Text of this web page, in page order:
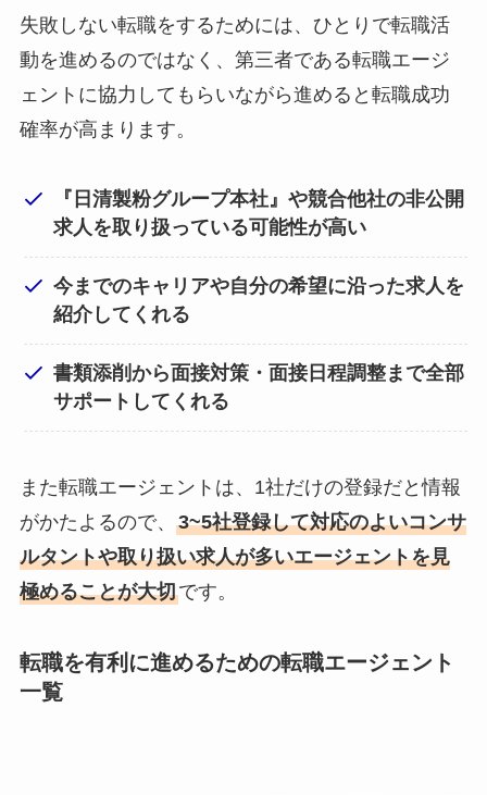
失敗しない転職をするためには、ひとりで転職活
動を進めるのではなく、第三者である転職エージ
ェントに協力してもらいながら進めると転職成功
確率が高まります。
『日清製粉グループ本社』や競合他社の非公開
求人を取り扱っている可能性が高い
今までのキャリアや自分の希望に沿った求人を
紹介してくれる
書類添削から面接対策・面接日程調整まで全部
サポートしてくれる
また転職エージェントは、1社だけの登録だと情報
がかたよるので、 3~5社登録して対応のよいコンサ
ルタントや取り扱い求人が多いエージェントを見
極めることが大切です。
転職を有利に進めるための転職エージェント
一覧